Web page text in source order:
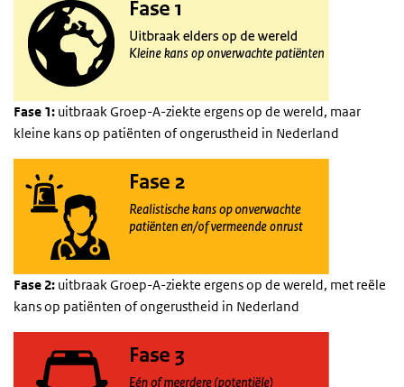
Fase 1: uitbraak Groep-A-ziekte ergens op de wereld, maar
kleine kans op patiënten of ongerustheid in Nederland
Fase 2: uitbraak Groep-A-ziekte ergens op de wereld, met reële
kans op patiënten of ongerustheid in Nederland